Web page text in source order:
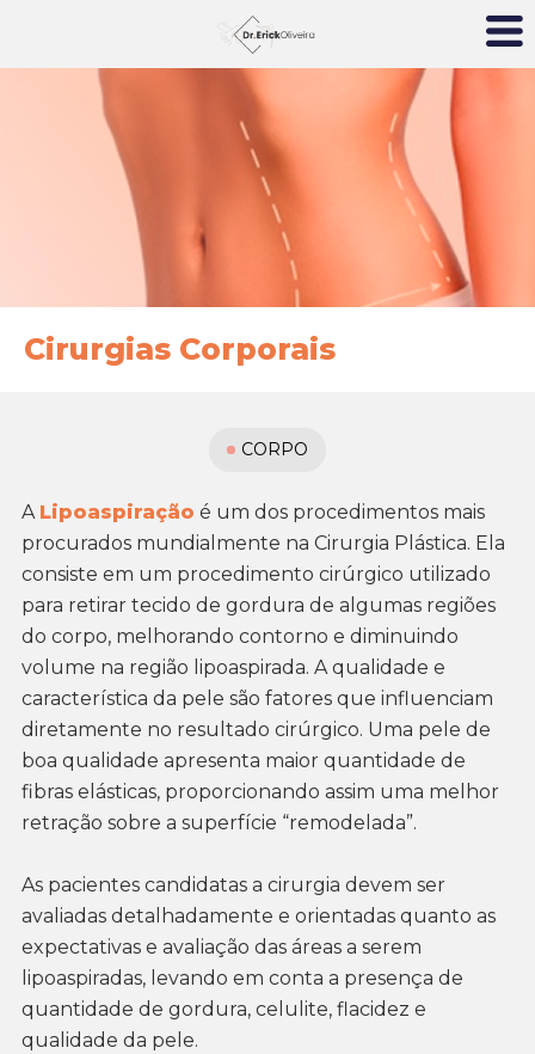
Cirurgias Corporais
CORPO
A Lipoaspiração é um dos procedimentos mais
procurados mundialmente na Cirurgia Plástica. Ela
consiste em um procedimento cirúrgico utilizado
para retirar tecido de gordura de algumas regiões
do corpo, melhorando contorno e diminuindo
volume na região lipoaspirada. A qualidade e
característica da pele são fatores que influenciam
diretamente no resultado cirúrgico. Uma pele de
boa qualidade apresenta maior quantidade de
fibras elásticas, proporcionando assim uma melhor
retração sobre a superfície “remodelada”.
As pacientes candidatas a cirurgia devem ser
avaliadas detalhadamente e orientadas quanto as
expectativas e avaliação das áreas a serem
lipoaspiradas, levando em conta a presença de
quantidade de gordura, celulite, flacidez e
qualidade da pele.